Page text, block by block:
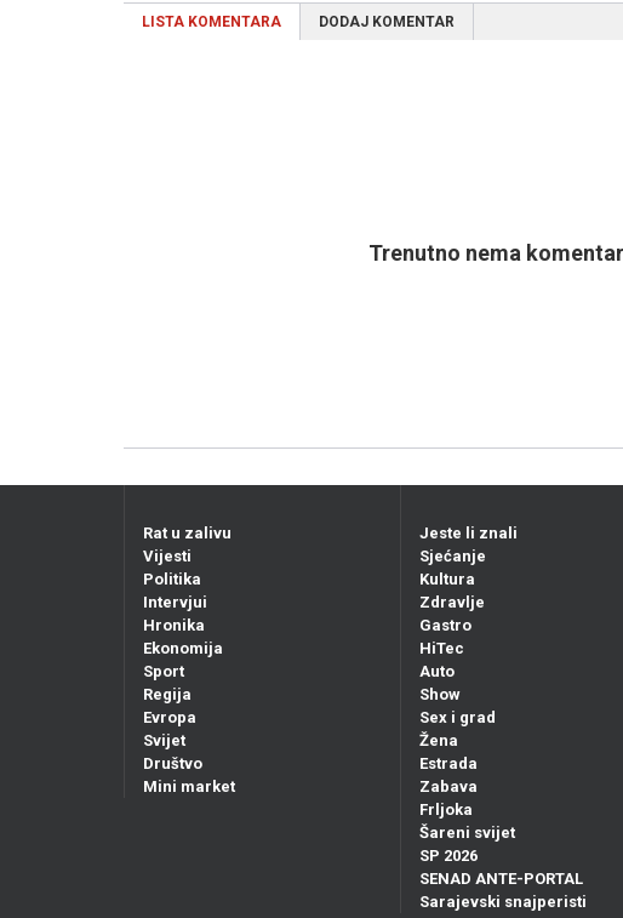
LISTA KOMENTARA DODAJ KOMENTAR
Trenutno nema
Rat u zalivu
Vijesti
Politika
Intervjui
Hronika
Ekonomija
Sport
Regija
Evropa
Svijet
Društvo
Mini market
Jeste li znali
Sjećanje
Kultura
Zdravlje
Gastro
HiTec
Auto
Show
Sex i grad
Žena
Estrada
Zabava
Frljoka
Šareni svijet
SP 2026
SENAD ANTE-PORTAL
Sarajevski snajperisti